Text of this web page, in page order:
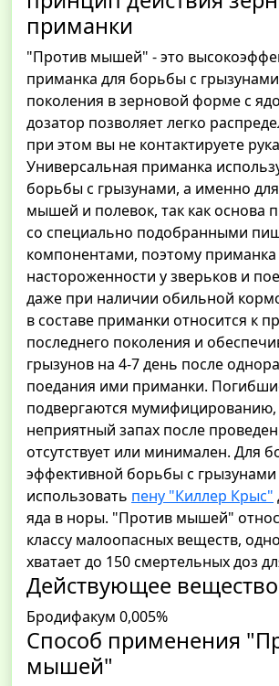
приманки
"Против мышей" - это
приманка для борьбы с
поколения в зерновой форме с
дозатор позволяет легко
при этом вы не контактируете
Универсальная приманка
борьбы с грызунами, а именно
мышей и полевок, так как основа
со специально подобранными
компонентами, поэтому
настороженности у зверьков и
даже при наличии обильной
в составе приманки относится к
последнего поколения и
грызунов на 4-7 день после
поедания ими приманки.
подвергаются мумифицированию,
неприятный запах после
отсутствует или минимален. Для
эффективной борьбы с грызунами
использовать пену "Киллер Крыс"
яда в норы. "Против мышей"
классу малоопасных веществ,
хватает до 150 смертельных доз
Действующее вещество
Бродифакум 0,005%
Способ применения
мышей"